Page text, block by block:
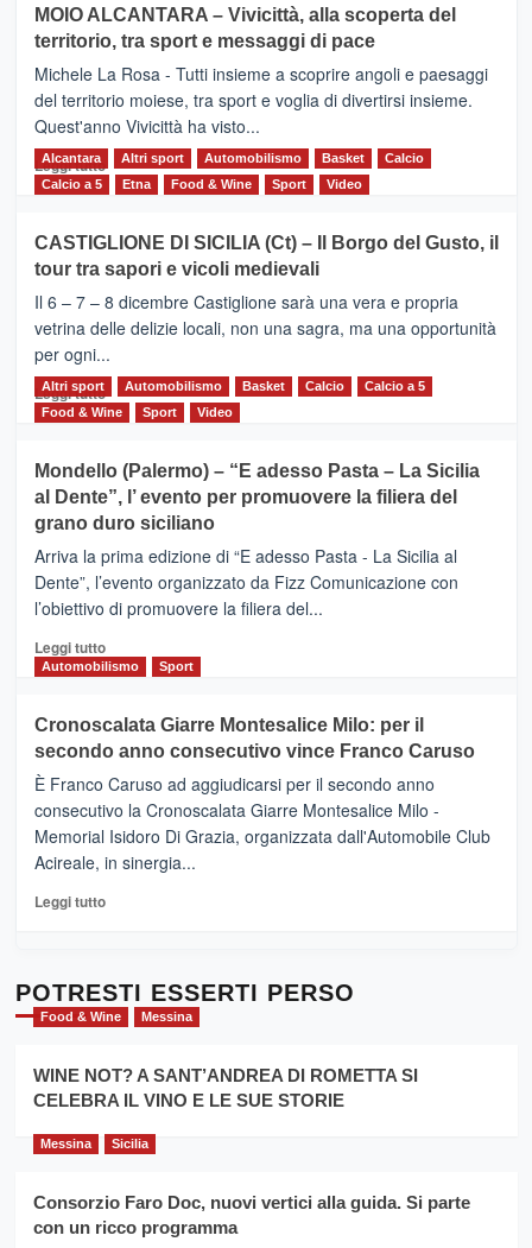
Torna
la
Supermaratona
dell’Etna
MOIO ALCANTARA – Vivicittà, alla scoperta del
territorio, tra sport e messaggi di pace
Michele La Rosa - Tutti insieme a scoprire angoli e paesaggi
del territorio moiese, tra sport e voglia di divertirsi insieme.
Quest'anno Vivicittà ha visto...
Leggi tutto Leggi
MOIO
ALCANTARA
–
Vivicittà,
alla
scoperta
del
territorio,
e
messaggi
di
Alcantara Altri sport Automobilismo Basket
Calcio
Calcio a 5
Etna Food & Wine Sport Video
CASTIGLIONE DI SICILIA (Ct) – Il Borgo del Gusto, il
tour tra sapori e vicoli medievali
Il 6 – 7 – 8 dicembre Castiglione sarà una vera e propria
vetrina delle delizie locali, non una sagra, ma una opportunità
per ogni...
Leggi tuttoLeggi
di
CASTIGLIONE
DI
SICILIA
(Ct)
–
Il
Borgo
Gusto,
il
tra
sapori
e
vicoli
medievali
Altri sport Automobilismo Basket Calcio
Calcio a 5
Food & Wine
Sport Video
Mondello (Palermo) – “E adesso Pasta – La Sicilia
al Dente”, l’ evento per promuovere la filiera del
grano duro siciliano
Arriva la prima edizione di “E adesso Pasta - La Sicilia al
Dente”, l’evento organizzato da Fizz Comunicazione con
l’obiettivo di promuovere la filiera del...
Leggi tuttoLeggi
di
Mondello
(Palermo)
–
“E
adesso
Pasta
–
Sicilia
l’
evento
per
la
filiera
grano
Automobilismo Sport
Cronoscalata Giarre Montesalice Milo: per il
secondo anno consecutivo vince Franco Caruso
È Franco Caruso ad aggiudicarsi per il secondo anno
consecutivo la Cronoscalata Giarre Montesalice Milo -
Memorial Isidoro Di Grazia, organizzata dall'Automobile Club
Acireale, in sinergia...
Leggi tuttoLeggi
Cronoscalata
Giarre
Montesalice
per
il
anno
vince
Franco
Caruso
POTRESTI ESSERTI PERSO
Food & Wine Messina
WINE NOT? A SANT’ANDREA DI ROMETTA SI
CELEBRA IL VINO E LE SUE STORIE
Messina Sicilia
Consorzio Faro Doc, nuovi vertici alla guida. Si parte
con un ricco programma